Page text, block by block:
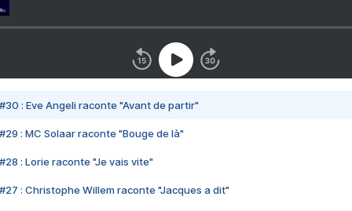
#30 : Eve Angeli raconte "Avant de partir"
#29 : MC Solaar raconte "Bouge de là"
#28 : Lorie raconte "Je vais vite"
#27 : Christophe Willem raconte "Jacques a dit"